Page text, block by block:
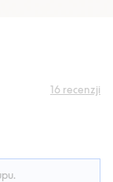
16 recenzji